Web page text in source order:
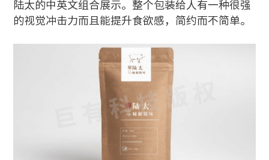
陆太的中英文组合展示。整个包装给人有一种很强
的视觉冲击力而且能提升食欲感，简约而不简单。